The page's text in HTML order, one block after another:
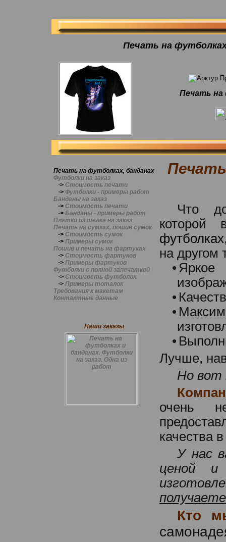
Печать на
Печать на
Печать на футболках, банданах
Футболки на заказ
·> Стоимость печати
·> Футболки - примеры работ
Банданы на заказ
·> Стоимость печати
·> Банданы - примеры работ
Платки из шелка на заказ
Печать на сумках, пошив сумок
·> Стоимость сумок
·> Примеры сумок
Пошив и печать на фартуках
·> Стоимость фартуков
·> Примеры фартуков
Футболки с полной запечаткой
·> Стоимость футболок
·> Примеры тоталок
Требования к макетам
Контактные данные
Наши заказы
Что
которой
на другом
•
•
•
•
Лучше,
Но вот
очень
качества
У нас
ценой и
Кто